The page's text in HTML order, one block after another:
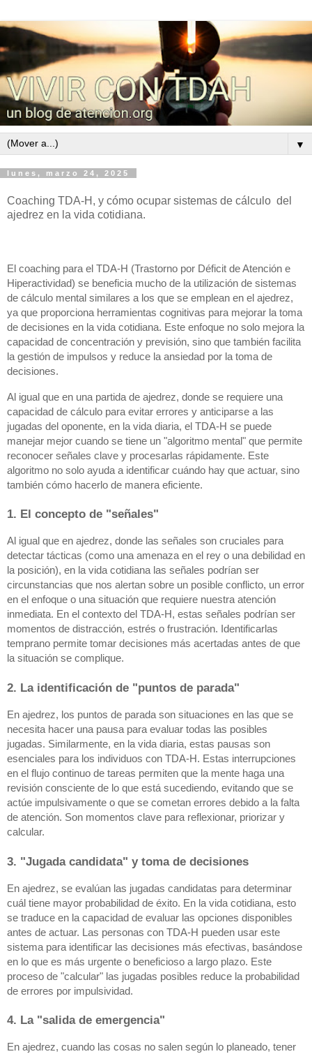
▼
lunes, marzo 24, 2025
Coaching TDA-H, y cómo ocupar sistemas de cálculo del
ajedrez en la vida cotidiana.
El coaching para el TDA-H (Trastorno por Déficit de Atención e
Hiperactividad) se beneficia mucho de la utilización de sistemas
de cálculo mental similares a los que se emplean en el ajedrez,
ya que proporciona herramientas cognitivas para mejorar la toma
de decisiones en la vida cotidiana. Este enfoque no solo mejora la
capacidad de concentración y previsión, sino que también facilita
la gestión de impulsos y reduce la ansiedad por la toma de
decisiones.
Al igual que en una partida de ajedrez, donde se requiere una
capacidad de cálculo para evitar errores y anticiparse a las
jugadas del oponente, en la vida diaria, el TDA-H se puede
manejar mejor cuando se tiene un "algoritmo mental" que permite
reconocer señales clave y procesarlas rápidamente. Este
algoritmo no solo ayuda a identificar cuándo hay que actuar, sino
también cómo hacerlo de manera eficiente.
1. El concepto de "señales"
Al igual que en ajedrez, donde las señales son cruciales para
detectar tácticas (como una amenaza en el rey o una debilidad en
la posición), en la vida cotidiana las señales podrían ser
circunstancias que nos alertan sobre un posible conflicto, un error
en el enfoque o una situación que requiere nuestra atención
inmediata. En el contexto del TDA-H, estas señales podrían ser
momentos de distracción, estrés o frustración. Identificarlas
temprano permite tomar decisiones más acertadas antes de que
la situación se complique.
2. La identificación de "puntos de parada"
En ajedrez, los puntos de parada son situaciones en las que se
necesita hacer una pausa para evaluar todas las posibles
jugadas. Similarmente, en la vida diaria, estas pausas son
esenciales para los individuos con TDA-H. Estas interrupciones
en el flujo continuo de tareas permiten que la mente haga una
revisión consciente de lo que está sucediendo, evitando que se
actúe impulsivamente o que se cometan errores debido a la falta
de atención. Son momentos clave para reflexionar, priorizar y
calcular.
3. "Jugada candidata" y toma de decisiones
En ajedrez, se evalúan las jugadas candidatas para determinar
cuál tiene mayor probabilidad de éxito. En la vida cotidiana, esto
se traduce en la capacidad de evaluar las opciones disponibles
antes de actuar. Las personas con TDA-H pueden usar este
sistema para identificar las decisiones más efectivas, basándose
en lo que es más urgente o beneficioso a largo plazo. Este
proceso de "calcular" las jugadas posibles reduce la probabilidad
de errores por impulsividad.
4. La "salida de emergencia"
En ajedrez, cuando las cosas no salen según lo planeado, tener